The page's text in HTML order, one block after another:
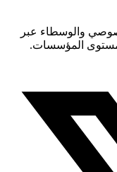
والوسطاء عبر
المؤسسات.